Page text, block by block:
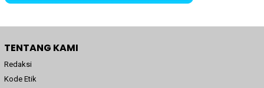
TENTANG KAMI
Redaksi
Kode Etik